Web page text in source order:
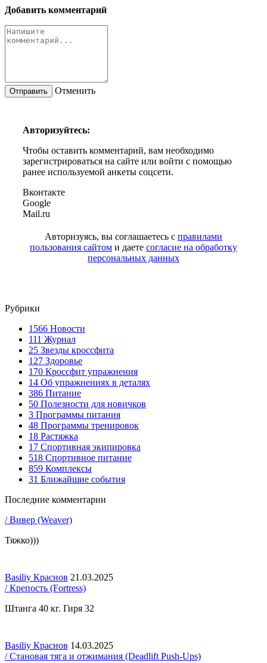
Добавить комментарий
Отменить
Авторизуйтесь:
Чтобы оставить комментарий, вам необходимо
зарегистрироваться на сайте или войти с помощью
ранее используемой анкеты соцсети.
Вконтакте
Google
Mail.ru
Авторизуясь, вы соглашаетесь с правилами
пользования сайтом и даете согласие на обработку
персональных данных
Рубрики
1566 Новости
111 Журнал
25 Звезды кроссфита
127 Здоровье
170 Кроссфит упражнения
14 Об упражнениях в деталях
386 Питание
50 Полезности для новичков
3 Программы питания
48 Программы тренировок
18 Растяжка
17 Спортивная экипировка
518 Спортивное питание
859 Комплексы
31 Ближайшие события
Последние комментарии
/ Вивер (Weaver)
Тяжко)))
Basiliy Краснов 21.03.2025
/ Крепость (Fortress)
Штанга 40 кг. Гиря 32
Basiliy Краснов 14.03.2025
/ Становая тяга и отжимания (Deadlift Push-Ups)